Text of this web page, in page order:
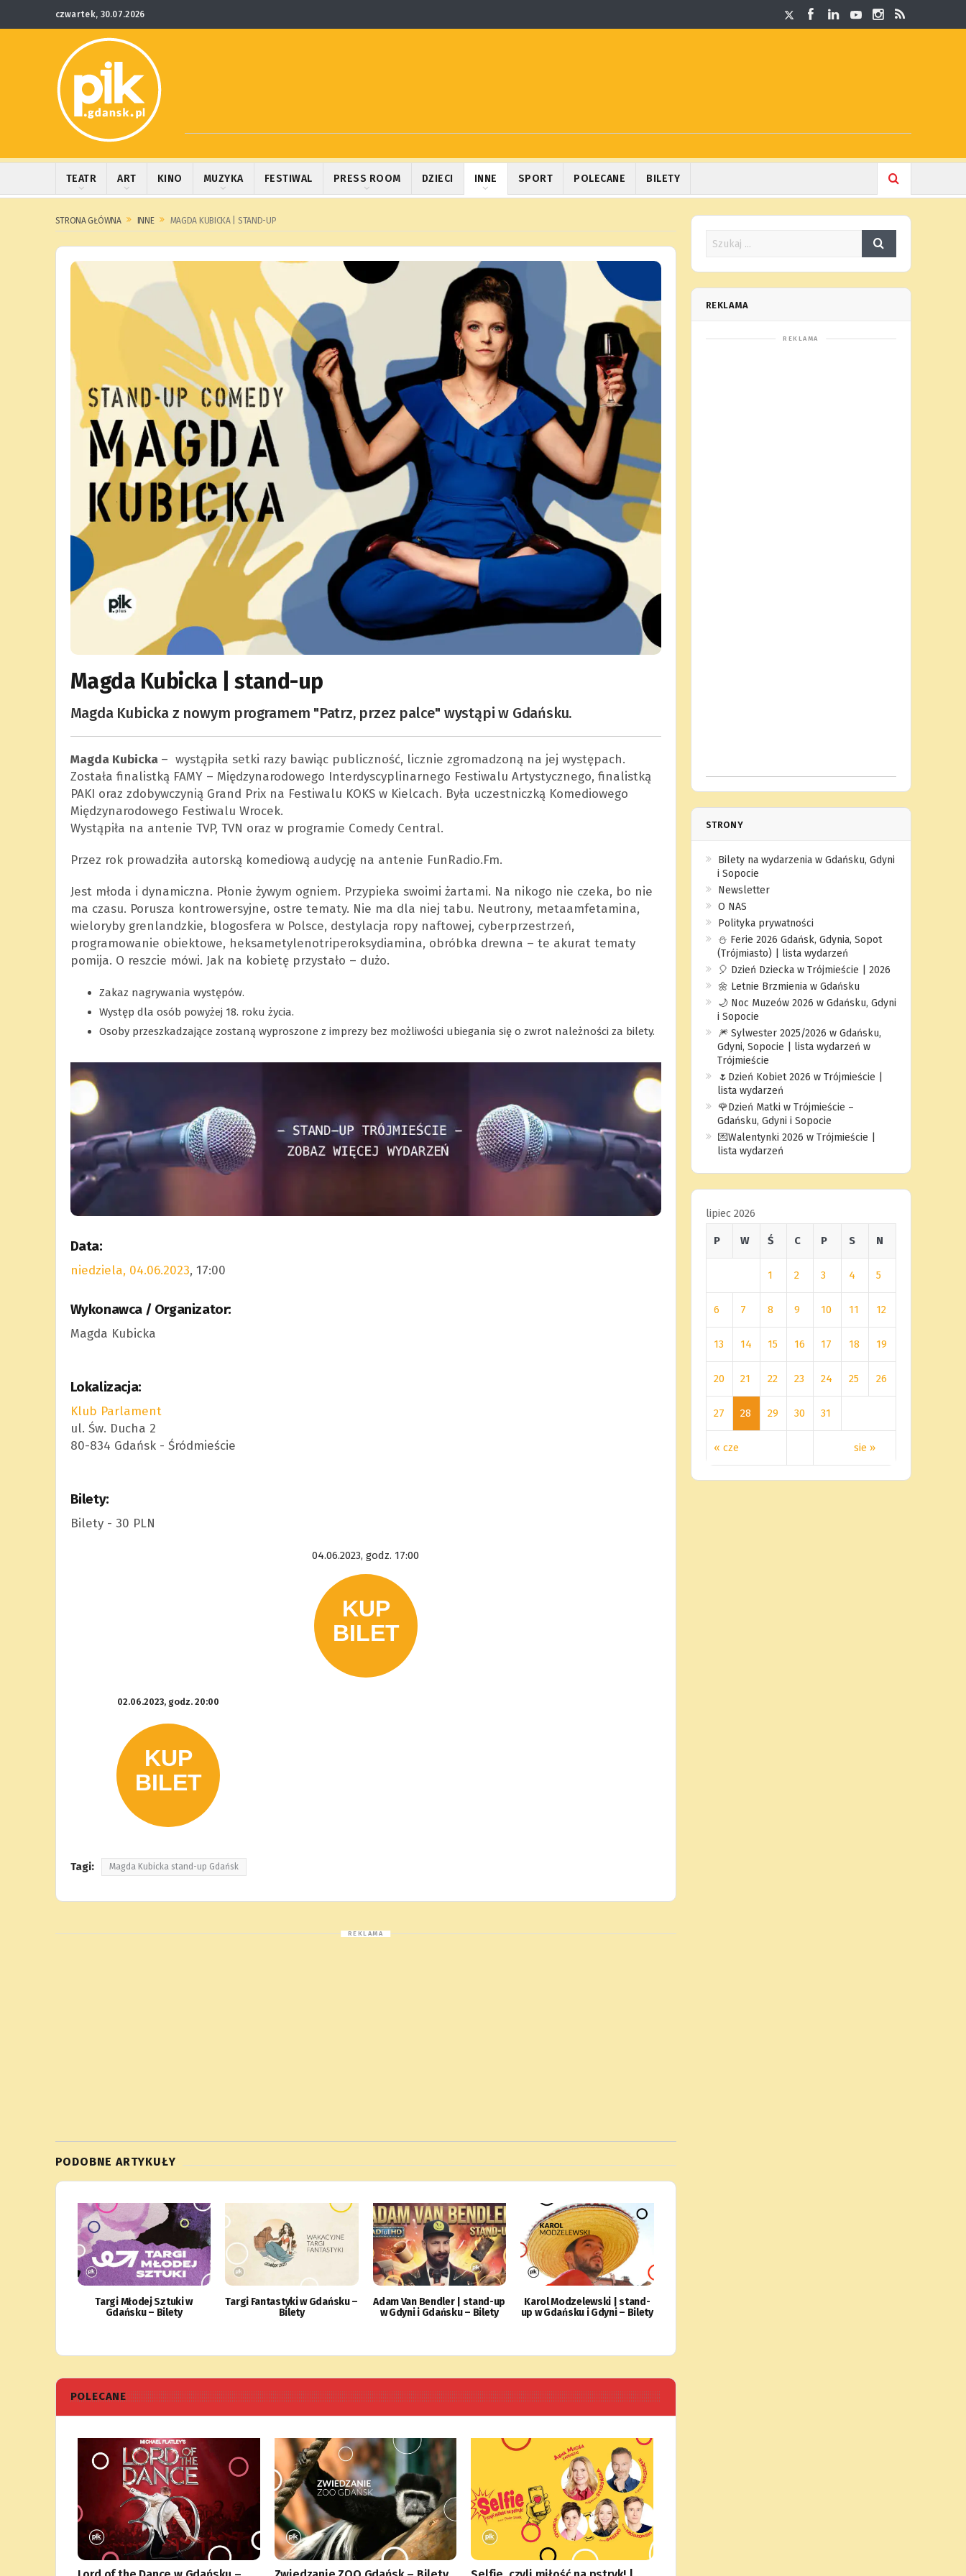
czwartek, 30.07.2026
TEATR ART KINO MUZYKA FESTIWAL PRESS ROOM DZIECI INNE SPORT POLECANE BILETY
STRONA GŁÓWNA INNE MAGDA KUBICKA | STAND-UP
Magda Kubicka | stand-up
Magda Kubicka z nowym programem "Patrz, przez palce" wystąpi w Gdańsku.
Magda Kubicka – wystąpiła setki razy bawiąc publiczność, licznie zgromadzoną na jej występach.
Została finalistką FAMY – Międzynarodowego Interdyscyplinarnego Festiwalu Artystycznego, finalistką
PAKI oraz zdobywczynią Grand Prix na Festiwalu KOKS w Kielcach. Była uczestniczką Komediowego
Międzynarodowego Festiwalu Wrocek.
Wystąpiła na antenie TVP, TVN oraz w programie Comedy Central.
Przez rok prowadziła autorską komediową audycję na antenie FunRadio.Fm.
Jest młoda i dynamiczna. Płonie żywym ogniem. Przypieka swoimi żartami. Na nikogo nie czeka, bo nie
ma czasu. Porusza kontrowersyjne, ostre tematy. Nie ma dla niej tabu. Neutrony, metaamfetamina,
wieloryby grenlandzkie, blogosfera w Polsce, destylacja ropy naftowej, cyberprzestrzeń,
programowanie obiektowe, heksametylenotriperoksydiamina, obróbka drewna – te akurat tematy
pomija. O reszcie mówi. Jak na kobietę przystało – dużo.
Zakaz nagrywania występów.
Występ dla osób powyżej 18. roku życia.
Osoby przeszkadzające zostaną wyproszone z imprezy bez możliwości ubiegania się o zwrot należności za bilety.
Data:
niedziela, 04.06.2023, 17:00
Wykonawca / Organizator:
Magda Kubicka
Lokalizacja:
Klub Parlament
ul. Św. Ducha 2
80-834 Gdańsk - Śródmieście
Bilety:
Bilety - 30 PLN
04.06.2023, godz. 17:00
02.06.2023, godz. 20:00
Tagi: Magda Kubicka stand-up Gdańsk
PODOBNE ARTYKUŁY
Targi Młodej Sztuki w
Gdańsku – Bilety
Targi Fantastyki w Gdańsku –
Bilety
Adam Van Bendler | stand-up
w Gdyni i Gdańsku – Bilety
Karol Modzelewski | stand-
up w Gdańsku i Gdyni – Bilety
POLECANE
REKLAMA
STRONY
Bilety na wydarzenia w Gdańsku, Gdyni
i Sopocie
Newsletter
O NAS
Polityka prywatności
⛄️ Ferie 2026 Gdańsk, Gdynia, Sopot
(Trójmiasto) | lista wydarzeń
🎈 Dzień Dziecka w Trójmieście | 2026
🌼 Letnie Brzmienia w Gdańsku
🌙 Noc Muzeów 2026 w Gdańsku, Gdyni
i Sopocie
🎆 Sylwester 2025/2026 w Gdańsku,
Gdyni, Sopocie | lista wydarzeń w
Trójmieście
🌷Dzień Kobiet 2026 w Trójmieście |
lista wydarzeń
🌹Dzień Matki w Trójmieście –
Gdańsku, Gdyni i Sopocie
💌Walentynki 2026 w Trójmieście |
lista wydarzeń
lipiec 2026
P W Ś C P S N
« cze sie »
1 2 3 4 5
6 7 8 9 10 11 12
13 14 15 16 17 18 19
20 21 22 23 24 25 26
27 28 29 30 31